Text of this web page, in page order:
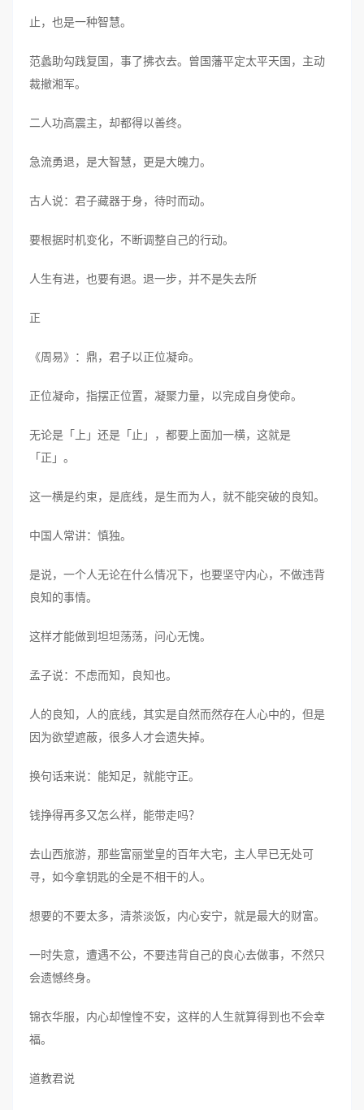
止，也是一种智慧。
范蠡助勾践复国，事了拂衣去。曾国藩平定太平天国，主动
裁撤湘军。
二人功高震主，却都得以善终。
急流勇退，是大智慧，更是大魄力。
古人说：君子藏器于身，待时而动。
要根据时机变化，不断调整自己的行动。
人生有进，也要有退。退一步，并不是失去所
正
《周易》：鼎，君子以正位凝命。
正位凝命，指摆正位置，凝聚力量，以完成自身使命。
无论是「上」还是「止」，都要上面加一横，这就是
「正」。
这一横是约束，是底线，是生而为人，就不能突破的良知。
中国人常讲：慎独。
是说，一个人无论在什么情况下，也要坚守内心，不做违背
良知的事情。
这样才能做到坦坦荡荡，问心无愧。
孟子说：不虑而知，良知也。
人的良知，人的底线，其实是自然而然存在人心中的，但是
因为欲望遮蔽，很多人才会遗失掉。
换句话来说：能知足，就能守正。
钱挣得再多又怎么样，能带走吗？
去山西旅游，那些富丽堂皇的百年大宅，主人早已无处可
寻，如今拿钥匙的全是不相干的人。
想要的不要太多，清茶淡饭，内心安宁，就是最大的财富。
一时失意，遭遇不公，不要违背自己的良心去做事，不然只
会遗憾终身。
锦衣华服，内心却惶惶不安，这样的人生就算得到也不会幸
福。
道教君说